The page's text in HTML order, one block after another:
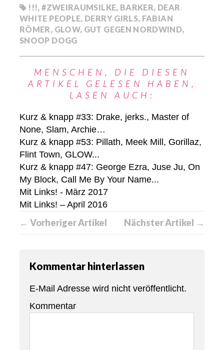
!!!,#ZWEIRAUMSILKE, BARKER, DEAR
WHITE PEOPLE, DERRY GIRLS, FABIAN
RÖMER, GLOW, GUT GEGEN NORDWIND,
SNOOP DOGG
MENSCHEN, DIE DIESEN
ARTIKEL GELESEN HABEN,
LASEN AUCH:
Kurz & knapp #33: Drake, jerks., Master of
None, Slam, Archie…
Kurz & knapp #53: Pillath, Meek Mill, Gorillaz,
Flint Town, GLOW...
Kurz & knapp #47: George Ezra, Juse Ju, On
My Block, Call Me By Your Name...
Mit Links! - März 2017
Mit Links! – April 2016
← Vorheriger Artikel Nächster Artikel →
Kommentar hinterlassen
E-Mail Adresse wird nicht veröffentlicht.
Kommentar